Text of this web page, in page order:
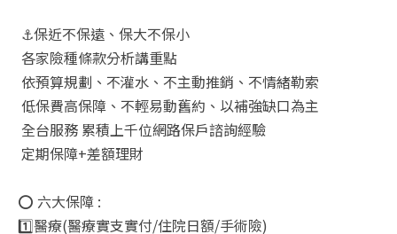
⚓保近不保遠、保大不保小
各家險種條款分析講重點
依預算規劃、不灌水、不主動推銷、不情緒勒索
低保費高保障、不輕易動舊約、以補強缺口為主
全台服務 累積上千位網路保戶諮詢經驗
定期保障+差額理財
⭕ 六大保障 :
1️⃣醫療(醫療實支實付/住院日額/手術險)